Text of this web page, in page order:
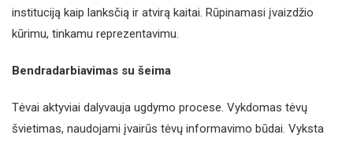
instituciją kaip lanksčią ir atvirą kaitai. Rūpinamasi įvaizdžio
kūrimu, tinkamu reprezentavimu.
Bendradarbiavimas su šeima
Tėvai aktyviai dalyvauja ugdymo procese. Vykdomas tėvų
švietimas, naudojami įvairūs tėvų informavimo būdai. Vyksta